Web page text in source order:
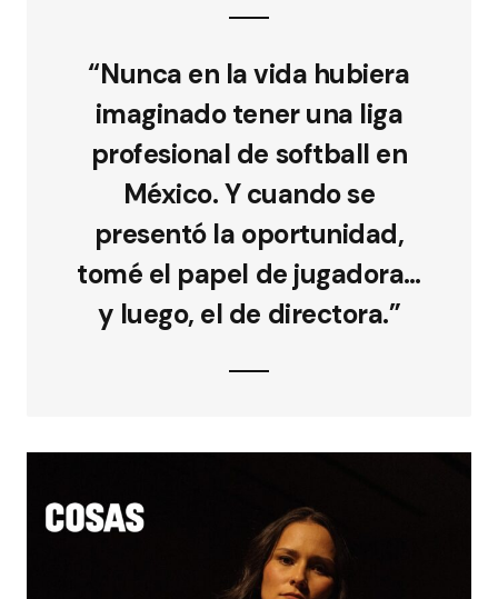
“Nunca en la vida hubiera
imaginado tener una liga
profesional de softball en
México. Y cuando se
presentó la oportunidad,
tomé el papel de jugadora…
y luego, el de directora.”